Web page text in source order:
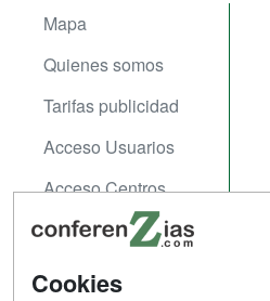
Mapa
Quienes somos
Tarifas publicidad
Acceso Usuarios
Acceso Centros
Contactar
Cookies